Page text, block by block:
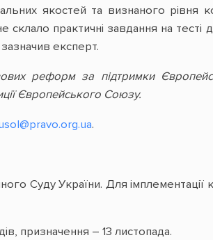
якостей та визнаного рівня
склало практичні завдання на тесті
експерт.
реформ за підтримки
Європейського Союзу.
.
Суду України. Для імплементації
призначення – 13 листопада.